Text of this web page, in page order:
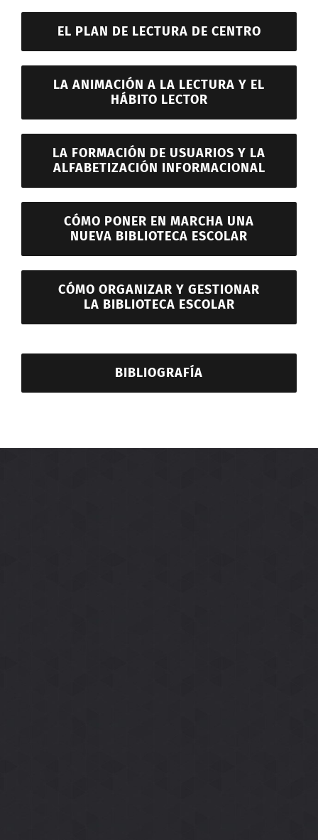
EL PLAN DE LECTURA DE CENTRO
LA ANIMACIÓN A LA LECTURA Y EL
HÁBITO LECTOR
LA FORMACIÓN DE USUARIOS Y LA
ALFABETIZACIÓN INFORMACIONAL
CÓMO PONER EN MARCHA UNA
NUEVA BIBLIOTECA ESCOLAR
CÓMO ORGANIZAR Y GESTIONAR
LA BIBLIOTECA ESCOLAR
BIBLIOGRAFÍA